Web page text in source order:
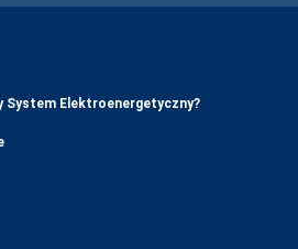
System Elektroenergetyczny?